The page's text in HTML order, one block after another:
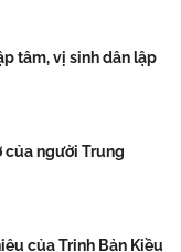
tâm, vị sinh dân lập
của người Trung
của Trịnh Bản Kiều